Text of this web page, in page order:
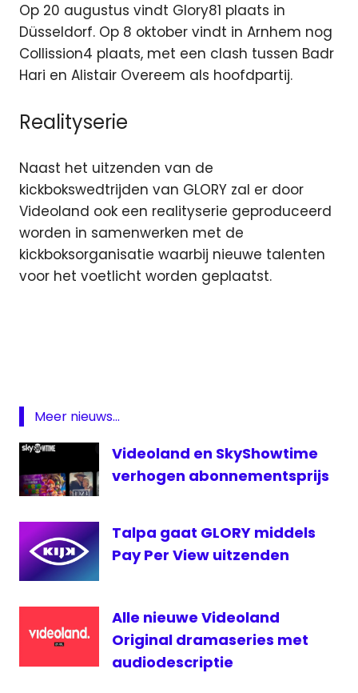
Op 20 augustus vindt Glory81 plaats in
Düsseldorf. Op 8 oktober vindt in Arnhem nog
Collission4 plaats, met een clash tussen Badr
Hari en Alistair Overeem als hoofdpartij.
Realityserie
Naast het uitzenden van de
kickbokswedtrijden van GLORY zal er door
Videoland ook een realityserie geproduceerd
worden in samenwerken met de
kickboksorganisatie waarbij nieuwe talenten
voor het voetlicht worden geplaatst.
Videoland
Meer nieuws...
Videoland en SkyShowtime
verhogen abonnementsprijs
Talpa gaat GLORY middels
Pay Per View uitzenden
Alle nieuwe Videoland
Original dramaseries met
audiodescriptie